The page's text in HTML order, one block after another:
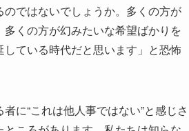
ではないでしょうか。多くの方が
くの方が幻みたいな希望ばかりを
ている時代だと思います」と恐怖
に“これは他人事ではない”と感じさ